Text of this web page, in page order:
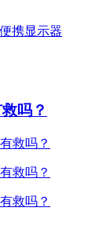
吗？